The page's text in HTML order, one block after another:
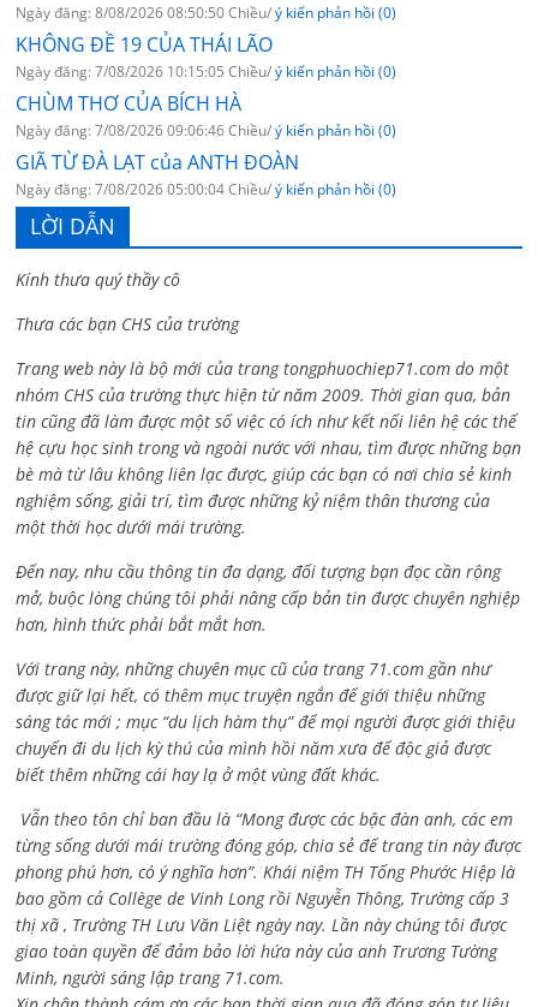
Ngày đăng: 8/08/2026 08:50:50 Chiều/ý kiến phản hồi (0)
KHÔNG ĐỀ 19 CỦA THÁI LÃO
Ngày đăng: 7/08/2026 10:15:05 Chiều/ý kiến phản hồi (0)
CHÙM THƠ CỦA BÍCH HÀ
Ngày đăng: 7/08/2026 09:06:46 Chiều/ý kiến phản hồi (0)
GIÃ TỪ ĐÀ LẠT của ANTH ĐOÀN
Ngày đăng: 7/08/2026 05:00:04 Chiều/ý kiến phản hồi (0)
LỜI DẪN
Kính thưa quý thầy cô
Thưa các bạn CHS của trường
Trang web này là bộ mới của trang tongphuochiep71.com do một
nhóm CHS của trường thực hiện từ năm 2009. Thời gian qua, bản
tin cũng đã làm được một số việc có ích như kết nối liên hệ các thế
hệ cựu học sinh trong và ngoài nước với nhau, tìm được những bạn
bè mà từ lâu không liên lạc được, giúp các bạn có nơi chia sẻ kinh
nghiệm sống, giải trí, tìm được những kỷ niệm thân thương của
một thời học dưới mái trường.
Đến nay, nhu cầu thông tin đa dạng, đối tượng bạn đọc cần rộng
mở, buộc lòng chúng tôi phải nâng cấp bản tin được chuyên nghiệp
hơn, hình thức phải bắt mắt hơn.
Với trang này, những chuyên mục cũ của trang 71.com gần như
được giữ lại hết, có thêm mục truyện ngắn để giới thiệu những
sáng tác mới ; mục “du lịch hàm thụ” để mọi người được giới thiệu
chuyến đi du lịch kỳ thú của mình hồi năm xưa để độc giả được
biết thêm những cái hay lạ ở một vùng đất khác.
Vẫn theo tôn chỉ ban đầu là “Mong được các bậc đàn anh, các em
từng sống dưới mái trường đóng góp, chia sẻ để trang tin này được
phong phú hơn, có ý nghĩa hơn”. Khái niệm TH Tống Phước Hiệp là
bao gồm cả Collège de Vinh Long rồi Nguyễn Thông, Trường cấp 3
thị xã , Trường TH Lưu Văn Liệt ngày nay. Lần này chúng tôi được
giao toàn quyền để đảm bảo lời hứa này của anh Trương Tường
Minh, người sáng lập trang 71.com.